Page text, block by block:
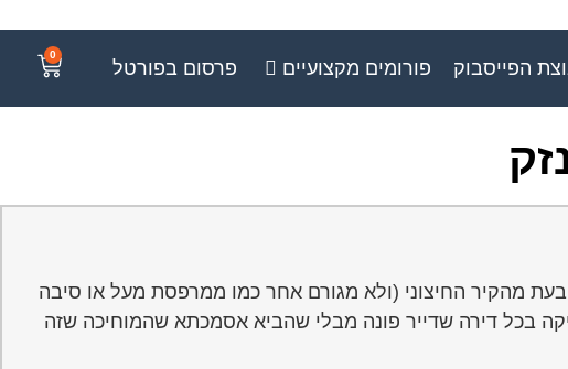
הפייסבוק פורומים מקצועיים פרסום בפורטל
0
מהקיר החיצוני (ולא מגורם אחר כמו ממרפסת מעל או סיבה
בכל דירה שדייר פונה מבלי שהביא אסמכתא שהמוחיכה שזה